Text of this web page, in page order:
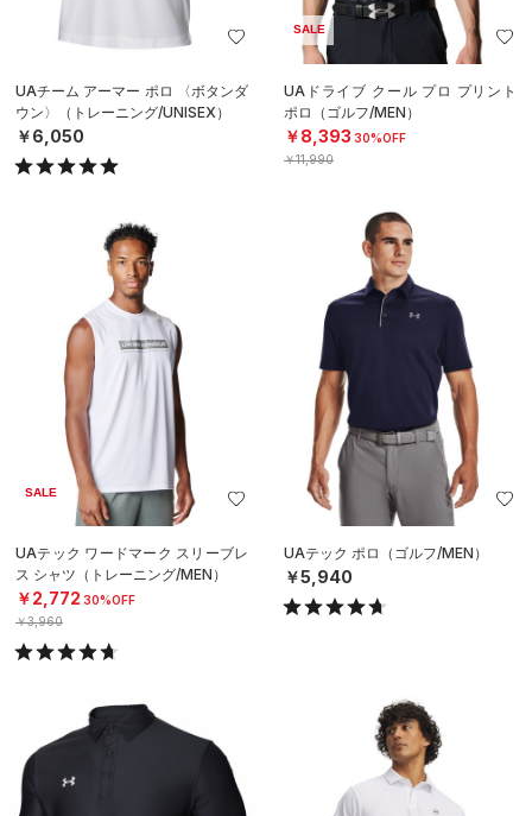
UAチーム アーマー ポロ 〈ボタンダ
ウン〉（トレーニング/UNISEX）
￥6,050
SALE
UAドライブ クール プロ プリント
ポロ（ゴルフ/MEN）
￥8,393 30%OFF
￥11,990
SALE
UAテック ワードマーク スリーブレ
ス シャツ（トレーニング/MEN）
￥2,772 30%OFF
￥3,960
UAテック ポロ（ゴルフ/MEN）
￥5,940